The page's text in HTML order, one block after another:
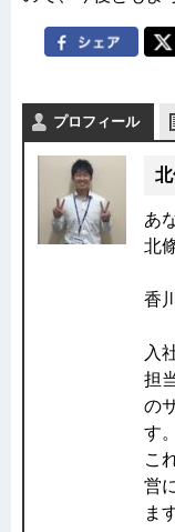
プロフィール
あ
北
香
入
担
の
す。
こ
営
ま